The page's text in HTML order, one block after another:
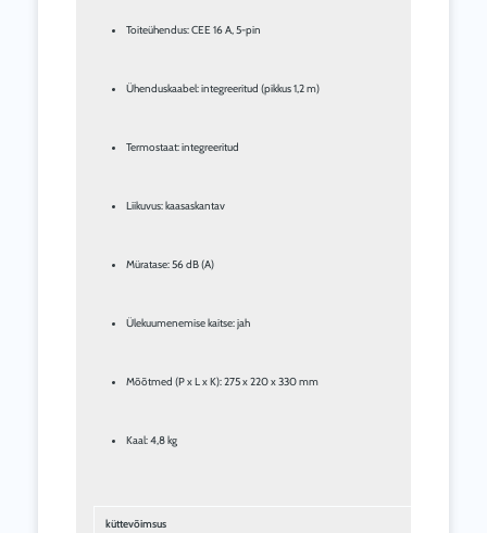
Toiteühendus: CEE 16 A, 5-pin
Ühenduskaabel: integreeritud (pikkus 1,2 m)
Termostaat: integreeritud
Liikuvus: kaasaskantav
Müratase: 56 dB (A)
Ülekuumenemise kaitse: jah
Mõõtmed (P x L x K): 275 x 220 x 330 mm
Kaal: 4,8 kg
küttevõimsus